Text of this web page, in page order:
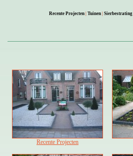
Recente Projecten Tuinen Sierbestrating
Recente Projecten